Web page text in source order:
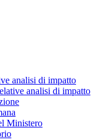
analisi di impatto
analisi di impatto
Ministero